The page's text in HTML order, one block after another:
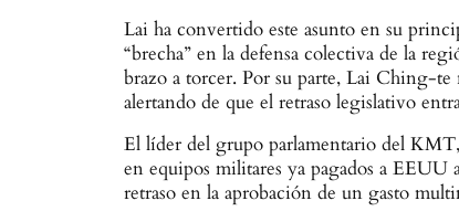
Lai ha convertido este asunto en su
“brecha” en la defensa colectiva de la
brazo a torcer. Por su parte, Lai Ching-te
alertando de que el retraso legislativo
El líder del grupo parlamentario del
en equipos militares ya pagados a EEUU
retraso en la aprobación de un gasto